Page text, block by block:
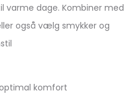
varme dage. Kombiner med
også vælg smykker og
komfort